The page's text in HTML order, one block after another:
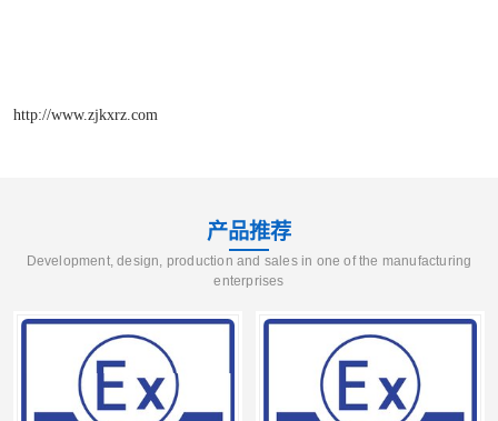
http://www.zjkxrz.com
产品推荐
Development, design, production and sales in one of the manufacturing
enterprises